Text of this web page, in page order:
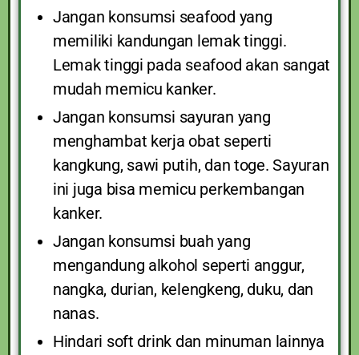
Jangan konsumsi seafood yang
memiliki kandungan lemak tinggi.
Lemak tinggi pada seafood akan sangat
mudah memicu kanker.
Jangan konsumsi sayuran yang
menghambat kerja obat seperti
kangkung, sawi putih, dan toge. Sayuran
ini juga bisa memicu perkembangan
kanker.
Jangan konsumsi buah yang
mengandung alkohol seperti anggur,
nangka, durian, kelengkeng, duku, dan
nanas.
Hindari soft drink dan minuman lainnya